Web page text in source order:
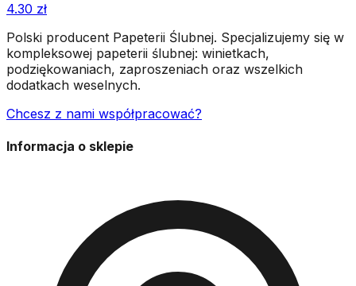
4.30 zł
Polski producent Papeterii Ślubnej. Specjalizujemy się w
kompleksowej papeterii ślubnej: winietkach,
podziękowaniach, zaproszeniach oraz wszelkich
dodatkach weselnych.
Chcesz z nami współpracować?
Informacja o sklepie